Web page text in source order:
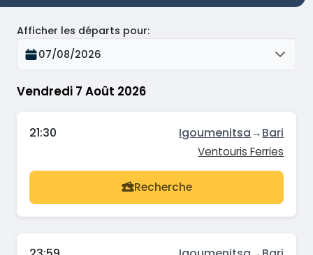
Vendredi 7 Août 2026
Afficher les départs pour:
07/08/2026
21:30 Igoumenitsa→Bari
Ventouris Ferries
Recherche